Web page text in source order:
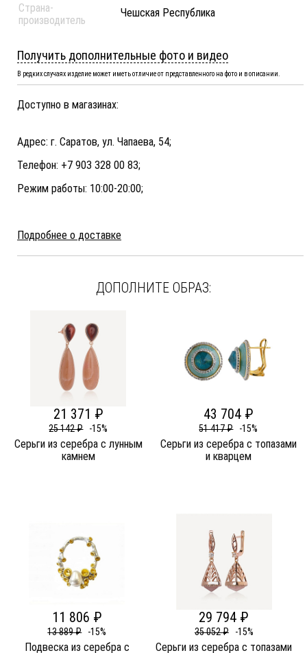
Страна-
производитель
Чешская Республика
Получить дополнительные фото и видео
В редких случаях изделие может иметь отличие от представленного на фото и в описании.
Доступно в магазинах:
Адрес: г. Саратов, ул. Чапаева, 54;
Телефон: +7 903 328 00 83;
Режим работы: 10:00-20:00;
Подробнее о доставке
ДОПОЛНИТЕ ОБРАЗ:
21 371 ₽
25 142 ₽ -15%
Серьги из серебра c лунным
камнем
43 704 ₽
51 417 ₽ -15%
Серьги из серебра c топазами
и кварцем
11 806 ₽
13 889 ₽ -15%
Подвеска из серебра c
29 794 ₽
35 052 ₽ -15%
Серьги из серебра c топазами